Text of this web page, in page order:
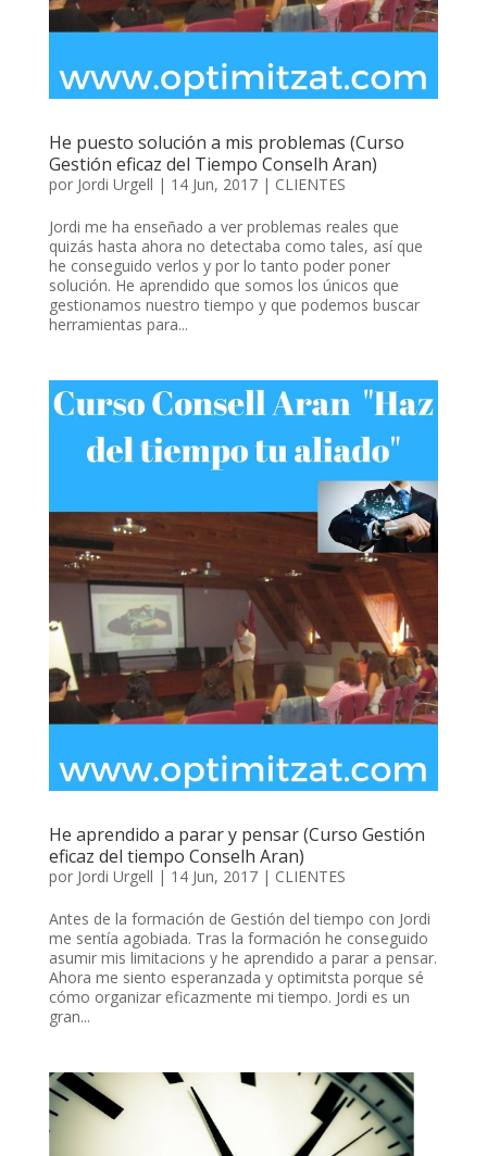
He puesto solución a mis problemas (Curso
Gestión eficaz del Tiempo Conselh Aran)
por Jordi Urgell | 14 Jun, 2017| CLIENTES
Jordi me ha enseñado a ver problemas reales que
quizás hasta ahora no detectaba como tales, así que
he conseguido verlos y por lo tanto poder poner
solución. He aprendido que somos los únicos que
gestionamos nuestro tiempo y que podemos buscar
herramientas para...
He aprendido a parar y pensar (Curso Gestión
eficaz del tiempo Conselh Aran)
por Jordi Urgell | 14 Jun, 2017| CLIENTES
Antes de la formación de Gestión del tiempo con Jordi
me sentía agobiada. Tras la formación he conseguido
asumir mis limitacions y he aprendido a parar a pensar.
Ahora me siento esperanzada y optimitsta porque sé
cómo organizar eficazmente mi tiempo. Jordi es un
gran...